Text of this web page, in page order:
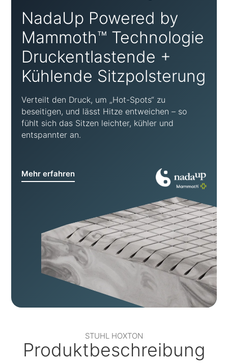
NadaUp Powered by
Mammoth™ Technologie
Druckentlastende +
Kühlende Sitzpolsterung
Verteilt den Druck, um „Hot-Spots“ zu
beseitigen, und lässt Hitze entweichen – so
fühlt sich das Sitzen leichter, kühler und
entspannter an.
Mehr erfahren
STUHL HOXTON
Produktbeschreibung